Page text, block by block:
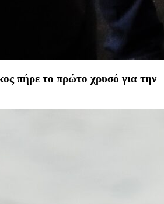
πήρε το πρώτο χρυσό για την